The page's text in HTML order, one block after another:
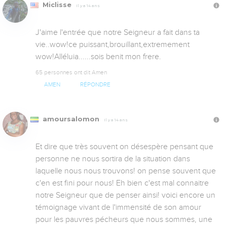
Miclisse Il y a 14 ans
J'aime l'entrée que notre Seigneur a fait dans ta
vie..wow!ce puissant,brouillant,extremement
wow!Alléluia......sois benit mon frere.
65 personnes ont dit Amen
AMEN RÉPONDRE
amoursalomon Il y a 14 ans
Et dire que très souvent on désespère pensant que
personne ne nous sortira de la situation dans
laquelle nous nous trouvons! on pense souvent que
c'en est fini pour nous! Eh bien c'est mal connaitre
notre Seigneur que de penser ainsi! voici encore un
témoignage vivant de l'immensité de son amour
pour les pauvres pécheurs que nous sommes, une